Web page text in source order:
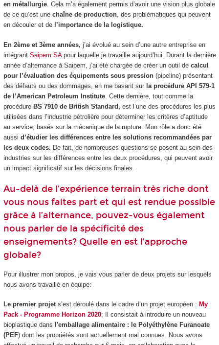
en métallurgie. Cela m’a également permis d’avoir une vision plus globale
de ce qu’est une chaîne de production, des problématiques qui peuvent
en découler et del’importance de la logistique.
En 2ème et 3ème années, j’ai évolué au sein d’une autre entreprise en
intégrant Saipem SApour laquelle je travaille aujourd’hui. Durant la dernière
année d’alternanceà Saipem, j’ai été chargée de créer un outil decalcul
pour l’évaluation des équipements sous pression(pipeline) présentant
des défauts ou des dommages, en me basant sur la procédure API 579-1
de l’American Petroleum Institute. Cette dernière, tout comme la
procédureBS 7910 de British Standard, est l’une des procédures les plus
utilisées dans l’industrie pétrolière pour déterminer les critères d’aptitude
au service, basés sur la mécanique de la rupture. Mon rôle a donc été
aussi d’étudier les différences entre les solutions recommandées par
les deux codes. De fait, de nombreuses questions se posent au sein des
industries sur les différences entre les deux procédures, qui peuvent avoir
un impact significatif sur les décisions finales.
Au-delà de l’expérience terrain très riche dont
vous nous faites part et qui est rendue possible
grâce à l’alternance, pouvez-vous également
nous parler de la spécificité des
enseignements? Quelle en est l’approche
globale?
Pour illustrer mon propos, je vais vous parler de deux projets sur lesquels
nous avons travaillé en équipe:
Le premier projets’est déroulé dans le cadre d’un projet européen : My
Pack - Programme Horizon 2020; Il consistait à introduire un nouveau
bioplastique dans l'emballage alimentaire : le Polyéthylène Furanoate
(PEF) dont les propriétés sont actuellement mal connues. Nous avons